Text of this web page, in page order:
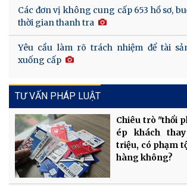
Các đơn vị không cung cấp 653 hồ sơ,
thời gian thanh tra
Yêu cầu làm rõ trách nhiệm để tài
xuống cấp
TƯ VẤN PHÁP LUẬT
Chiêu trò "thổi
ép khách
triệu, có phạm
hàng không?